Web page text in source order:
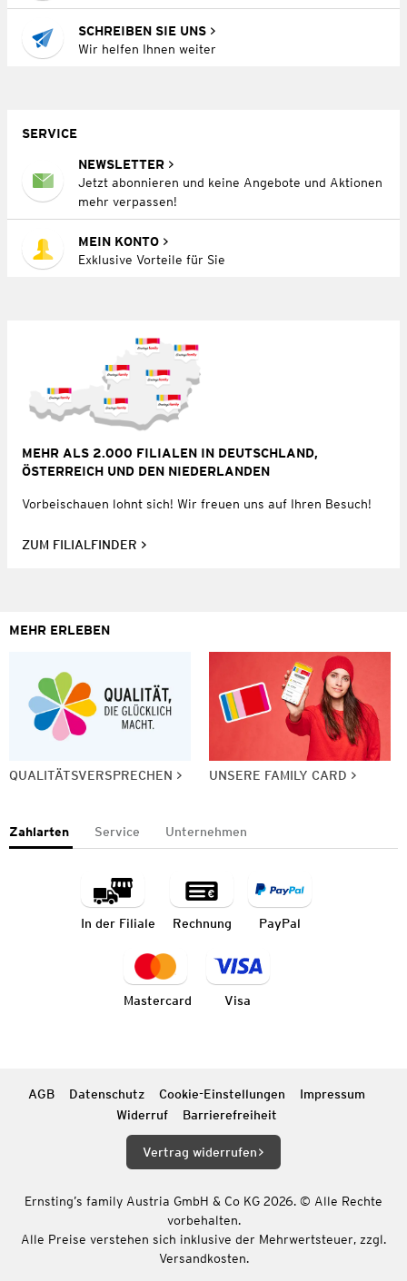
SCHREIBEN SIE UNS
Wir helfen Ihnen weiter
SERVICE
NEWSLETTER
Jetzt abonnieren und keine Angebote und Aktionen
mehr verpassen!
MEIN KONTO
Exklusive Vorteile für Sie
MEHR ALS 2.000 FILIALEN IN DEUTSCHLAND,
ÖSTERREICH UND DEN NIEDERLANDEN
Vorbeischauen lohnt sich! Wir freuen uns auf Ihren Besuch!
ZUM FILIALFINDER
MEHR ERLEBEN
QUALITÄTSVERSPRECHEN UNSERE FAMILY CARD
Zahlarten Service Unternehmen
In der Filiale Rechnung PayPal
Mastercard Visa
AGB Datenschutz Cookie-Einstellungen
Impressum
Widerruf
Barrierefreiheit
Vertrag widerrufen
Ernsting’s family Austria GmbH & Co KG 2026. © Alle Rechte
vorbehalten.
Alle Preise verstehen sich inklusive der Mehrwertsteuer, zzgl.
Versandkosten.